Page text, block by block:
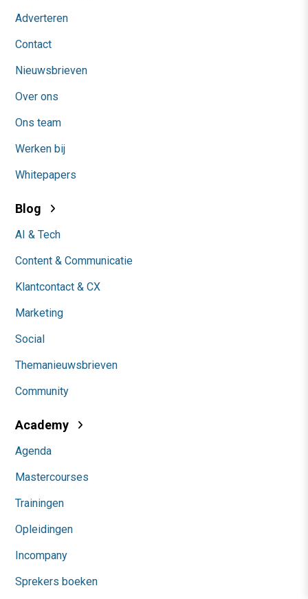
Adverteren
Contact
Nieuwsbrieven
Over ons
Ons team
Werken bij
Whitepapers
Blog
AI & Tech
Content & Communicatie
Klantcontact & CX
Marketing
Social
Themanieuwsbrieven
Community
Academy
Agenda
Mastercourses
Trainingen
Opleidingen
Incompany
Sprekers boeken